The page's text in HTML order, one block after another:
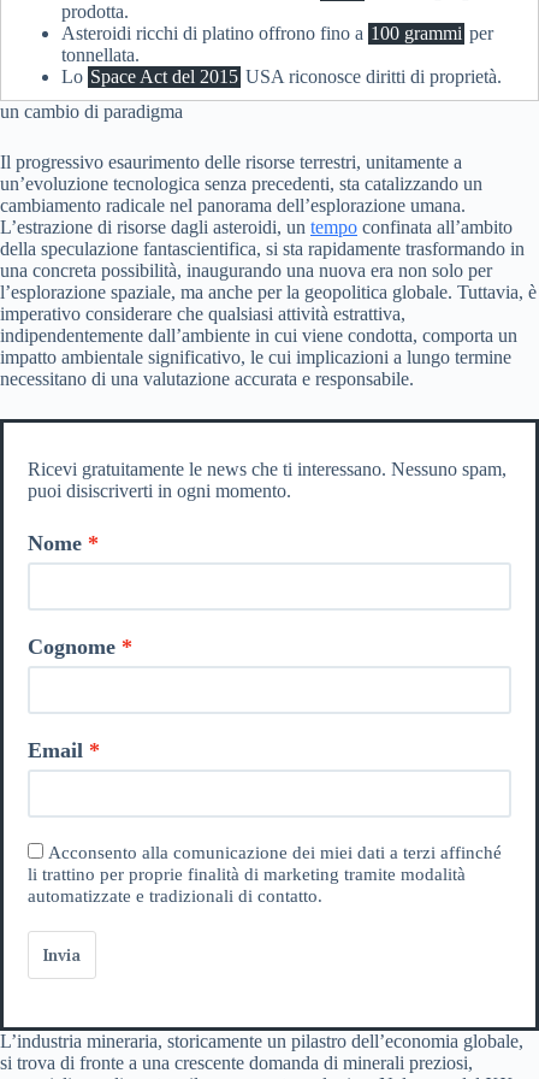
prodotta.
Asteroidi ricchi di platino offrono fino a 100 grammi per
tonnellata.
Lo Space Act del 2015 USA riconosce diritti di proprietà.
un cambio di paradigma
Il progressivo esaurimento delle risorse terrestri, unitamente a
un’evoluzione tecnologica senza precedenti, sta catalizzando un
cambiamento radicale nel panorama dell’esplorazione umana.
L’estrazione di risorse dagli asteroidi, un tempo confinata all’ambito
della speculazione fantascientifica, si sta rapidamente trasformando in
una concreta possibilità, inaugurando una nuova era non solo per
l’esplorazione spaziale, ma anche per la geopolitica globale. Tuttavia, è
imperativo considerare che qualsiasi attività estrattiva,
indipendentemente dall’ambiente in cui viene condotta, comporta un
impatto ambientale significativo, le cui implicazioni a lungo termine
necessitano di una valutazione accurata e responsabile.
Ricevi gratuitamente le news che ti interessano. Nessuno spam,
puoi disiscriverti in ogni momento.
Nome
Cognome
Email
Acconsento alla comunicazione dei miei dati a terzi affinché
li trattino per proprie finalità di marketing tramite modalità
automatizzate e tradizionali di contatto.
Invia
L’industria mineraria, storicamente un pilastro dell’economia globale,
si trova di fronte a una crescente domanda di minerali preziosi,